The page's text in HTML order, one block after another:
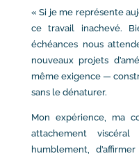
« Si je me représente
ce travail inachevé.
échéances nous
nouveaux projets
même exigence —
sans le dénaturer.
Mon expérience, ma
attachement
humblement,